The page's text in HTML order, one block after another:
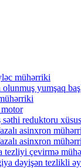
mühərriki
yumşaq
motor
səthi reduktoru
asinxron
asinxron
tezliyi çevirmə
dəyişən tezlikli